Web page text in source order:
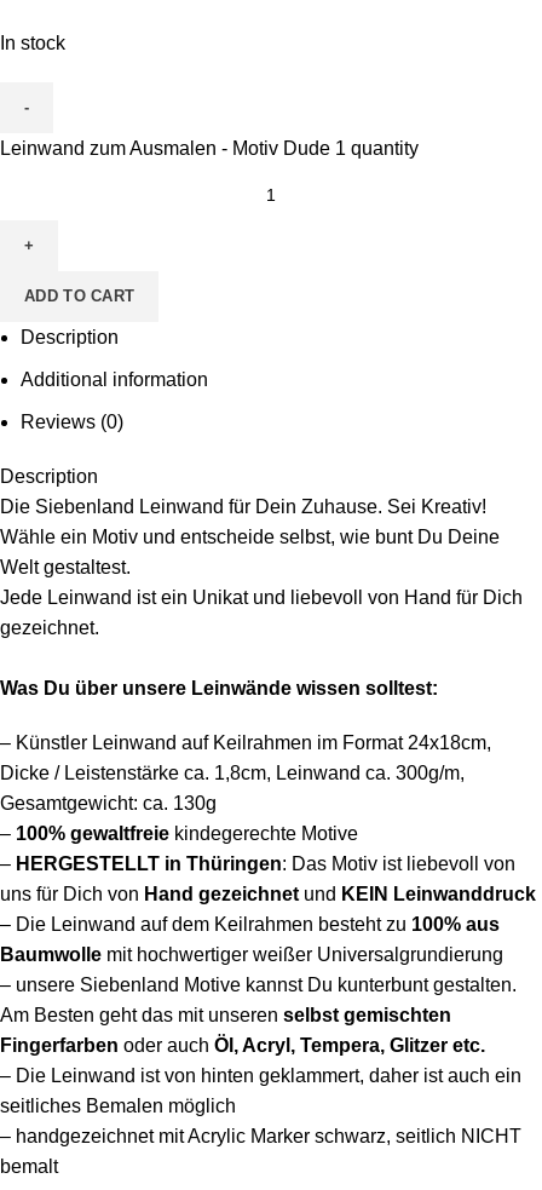
In stock
Leinwand zum Ausmalen - Motiv Dude 1 quantity
ADD TO CART
Description
Additional information
Reviews (0)
Description
Die Siebenland Leinwand für Dein Zuhause. Sei Kreativ!
Wähle ein Motiv und entscheide selbst, wie bunt Du Deine
Welt gestaltest.
Jede Leinwand ist ein Unikat und liebevoll von Hand für Dich
gezeichnet.
Was Du über unsere Leinwände wissen solltest:
– Künstler Leinwand auf Keilrahmen im Format 24x18cm,
Dicke / Leistenstärke ca. 1,8cm, Leinwand ca. 300g/m,
Gesamtgewicht: ca. 130g
– 100% gewaltfreie kindegerechte Motive
– HERGESTELLT in Thüringen: Das Motiv ist liebevoll von
uns für Dich von Hand gezeichnet und KEIN Leinwanddruck
– Die Leinwand auf dem Keilrahmen bestehtzu 100% aus
Baumwolle mit hochwertiger weißer Universalgrundierung
– unsere Siebenland Motive kannst Du kunterbunt gestalten.
Am Besten geht das mit unseren selbst gemischten
Fingerfarben oder auch Öl, Acryl, Tempera, Glitzer etc.
– Die Leinwand ist von hinten geklammert, daher ist auch ein
seitliches Bemalen möglich
– handgezeichnet mit Acrylic Marker schwarz, seitlich NICHT
bemalt